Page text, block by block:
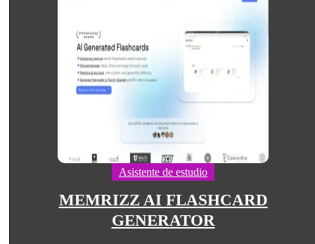
Asistente de estudio
MEMRIZZ AI FLASHCARD
GENERATOR